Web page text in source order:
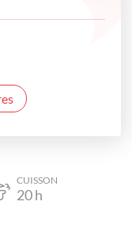
CUISSON
20h